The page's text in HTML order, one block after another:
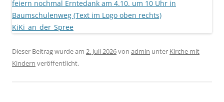
Dieser Beitrag wurde am 2. Juli 2026von admin unter Kirche mit
Kindern veröffentlicht.